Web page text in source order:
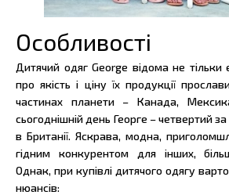
Особливості
Дитячий одяг George відома не тільки
про якість і ціну їх продукції
частинах планети – Канада,
сьогоднішній день Георге – четвертий
в Британії. Яскрава, модна,
гідним конкурентом для інших,
Однак, при купівлі дитячого одягу
нюансів: